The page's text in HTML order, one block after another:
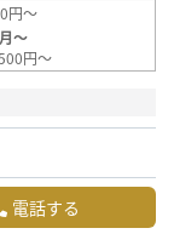
円～
～
円～
電話する